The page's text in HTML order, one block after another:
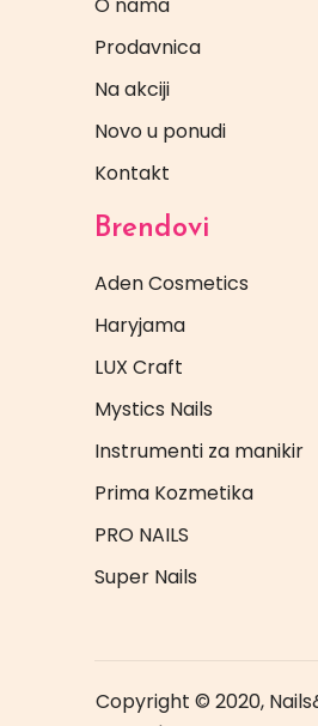
O nama
Prodavnica
Na akciji
Novo u ponudi
Kontakt
Brendovi
Aden Cosmetics
Haryjama
LUX Craft
Mystics Nails
Instrumenti za manikir
Prima Kozmetika
PRO NAILS
Super Nails
Copyright © 2020,